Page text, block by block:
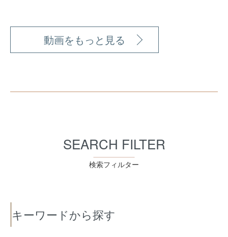
動画をもっと見る
SEARCH FILTER
検索フィルター
キーワードから探す